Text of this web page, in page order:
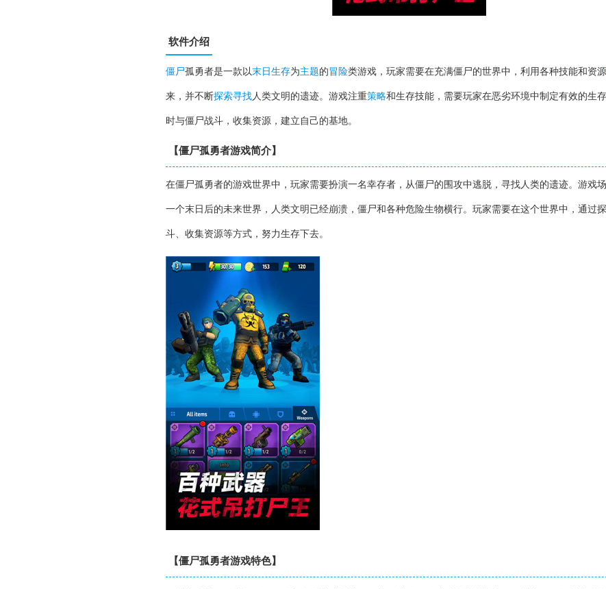
软件介绍
僵尸孤勇者是一款以末日生存为主题的冒险类游戏，玩家需要在充满僵尸的世界中，利用各种技能和资源
来，并不断探索寻找人类文明的遗迹。游戏注重策略和生存技能，需要玩家在恶劣环境中制定有效的生
时与僵尸战斗，收集资源，建立自己的基地。
【僵尸孤勇者游戏简介】
在僵尸孤勇者的游戏世界中，玩家需要扮演一名幸存者，从僵尸的围攻中逃脱，寻找人类的遗迹。游戏
一个末日后的未来世界，人类文明已经崩溃，僵尸和各种危险生物横行。玩家需要在这个世界中，通过
斗、收集资源等方式，努力生存下去。
【僵尸孤勇者游戏特色】